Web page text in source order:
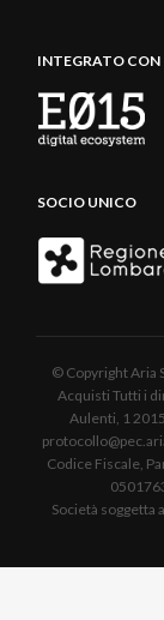
INTEGRATO CON
SOCIO UNICO
© Copyright Aria
Acquisti Tutti i
Aulenti, 1
Codice Fiscale,
Società soggetta